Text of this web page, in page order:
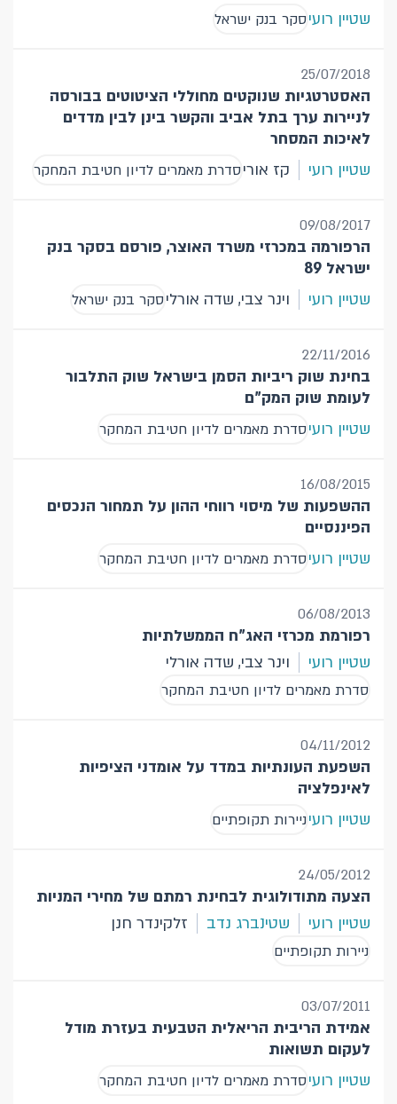
שטיין רועיסקר בנק ישראל
25/07/2018
האסטרטגיות שנוקטים מחוללי הציטוטים בבורסה
לניירות ערך בתל אביב והקשר בינן לבין מדדים
לאיכות המסחר
שטיין רועי
קז אוריסדרת מאמרים לדיון חטיבת המחקר
09/08/2017
הרפורמה במכרזי משרד האוצר, פורסם בסקר בנק
ישראל 89
שטיין רועי
וינר צבי, שדה אורליסקר בנק ישראל
22/11/2016
בחינת שוק ריביות הסמן בישראל שוק התלבור
לעומת שוק המק"ם
שטיין רועיסדרת מאמרים לדיון חטיבת המחקר
16/08/2015
ההשפעות של מיסוי רווחי ההון על תמחור הנכסים
הפיננסיים
שטיין רועיסדרת מאמרים לדיון חטיבת המחקר
06/08/2013
רפורמת מכרזי האג"ח הממשלתיות
שטיין רועי
וינר צבי, שדה אורלי
סדרת מאמרים לדיון חטיבת המחקר
04/11/2012
השפעת העונתיות במדד על אומדני הציפיות
לאינפלציה
שטיין רועיניירות תקופתיים
24/05/2012
הצעה מתודולוגית לבחינת רמתם של מחירי המניות
שטיין רועי
שטינברג נדב זלקינדר חנן
ניירות תקופתיים
03/07/2011
אמידת הריבית הריאלית הטבעית בעזרת מודל
לעקום תשואות
שטיין רועיסדרת מאמרים לדיון חטיבת המחקר